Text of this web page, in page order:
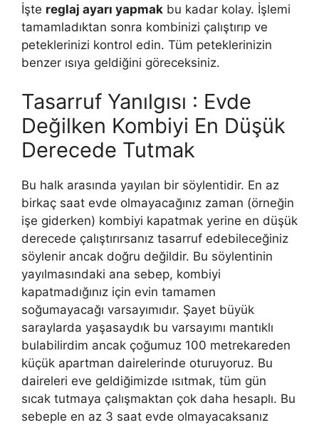
İşte reglaj ayarı yapmak bu kadar kolay. İşlemi
tamamladıktan sonra kombinizi çalıştırıp ve
peteklerinizi kontrol edin. Tüm peteklerinizin
benzer ısıya geldiğini göreceksiniz.
Tasarruf Yanılgısı : Evde
Değilken Kombiyi En Düşük
Derecede Tutmak
Bu halk arasında yayılan bir söylentidir. En az
birkaç saat evde olmayacağınız zaman (örneğin
işe giderken) kombiyi kapatmak yerine en düşük
derecede çalıştırırsanız tasarruf edebileceğiniz
söylenir ancak doğru değildir. Bu söylentinin
yayılmasındaki ana sebep, kombiyi
kapatmadığınız için evin tamamen
soğumayacağı varsayımıdır. Şayet büyük
saraylarda yaşasaydık bu varsayımı mantıklı
bulabilirdim ancak çoğumuz 100 metrekareden
küçük apartman dairelerinde oturuyoruz. Bu
daireleri eve geldiğimizde ısıtmak, tüm gün
sıcak tutmaya çalışmaktan çok daha hesaplı. Bu
sebeple en az 3 saat evde olmayacaksanız